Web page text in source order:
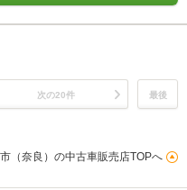
次の20件 最後
（奈良）の中古車販売店TOPへ